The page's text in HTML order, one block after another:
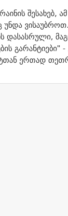
შესახებ,
უნდა
დასასრული,
გარანტიები" -
ერთად